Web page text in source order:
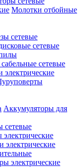
Молотки отбойные
сетевые
сетевые
сетевые
электрические
Аккумуляторы для
сетевые
электрические
электрические
электрические